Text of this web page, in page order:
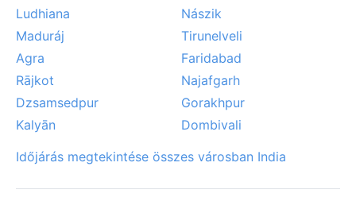
Ludhiana
Nászik
Maduráj
Tirunelveli
Agra
Faridabad
Rājkot
Najafgarh
Dzsamsedpur
Gorakhpur
Kalyān
Dombivali
Időjárás megtekintése összes városban India